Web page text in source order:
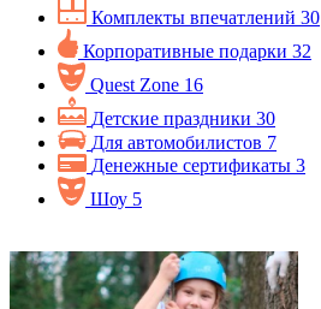
Комплекты впечатлений 30
Корпоративные подарки 32
Quest Zone 16
Детские праздники 30
Для автомобилистов 7
Денежные сертификаты 3
Шоу 5